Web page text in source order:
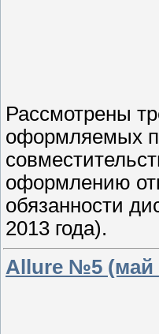
Рассмотрены
оформляемых
оформлению
обязанности
2013 года).
Allure №5 (май